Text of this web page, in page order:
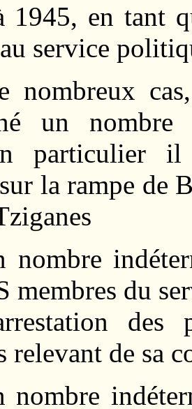
1945, en tant
service
nombreux
un
particulier
la rampe de
nombre
membres du
relevant de sa
nombre